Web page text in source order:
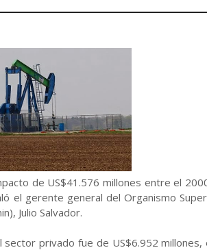
de US$41.576 millones entre el
el gerente general del Organismo
Julio Salvador.
privado fue de US$6.952 millones,